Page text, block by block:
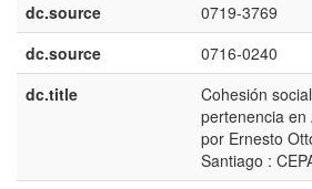
dc.source
0719-3769
dc.source
0716-0240
dc.title
Cohesión
pertenencia en
por Ernesto
Santiago :